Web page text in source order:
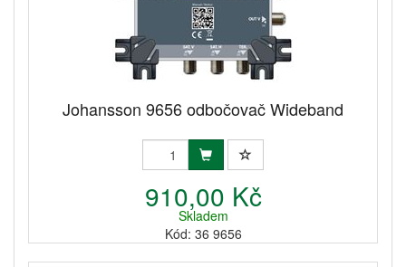
Johansson 9656 odbočovač Wideband
910,00 Kč
Skladem
Kód: 36 9656